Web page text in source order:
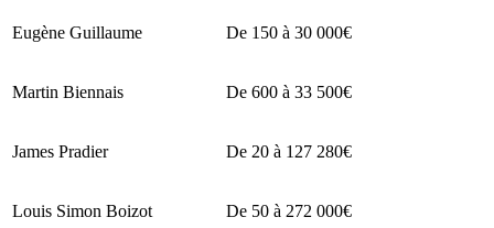
Eugène Guillaume De 150 à 30 000€
Martin Biennais De 600 à 33 500€
James Pradier De 20 à 127 280€
Louis Simon Boizot De 50 à 272 000€